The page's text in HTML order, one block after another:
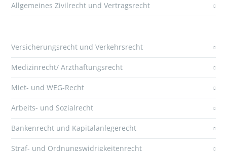
Allgemeines Zivilrecht und Vertragsrecht
Versicherungsrecht und Verkehrsrecht
Medizinrecht/ Arzthaftungsrecht
Miet- und WEG-Recht
Arbeits- und Sozialrecht
Bankenrecht und Kapitalanlegerecht
Straf- und Ordnungswidrigkeitenrecht